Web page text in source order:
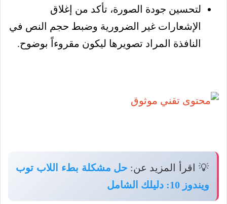
لتحسين جودة الصورة، تأكد من إغلاق
الإشعارات غير الضرورية وضبط حجم النص في
النافذة المراد تصويرها ليكون مقروءاً بوضوح.
💡 اقرأ المزيد عن:حل مشكلة بطء اللاب توب
ويندوز 10: دليلك الشامل